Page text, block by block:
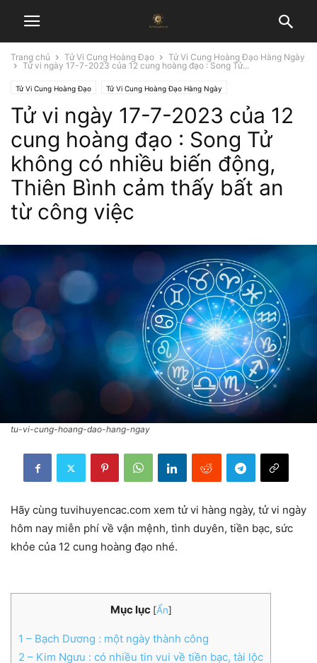
Trang chủ Tử Vi Cung Hoàng Đạo
Tử Vi Cung Hoàng Đạo Hàng Ngày
Tử vi ngày 17-7-2023 của 12 cung hoàng đạo : Song Tử...
Tử Vi Cung Hoàng Đạo Tử Vi Cung Hoàng Đạo Hàng Ngày
Tử vi ngày 17-7-2023 của 12
cung hoàng đạo : Song Tử
không có nhiều biến động,
Thiên Bình cảm thấy bất an
từ công việc
tu-vi-cung-hoang-dao-hang-ngay
Hãy cùng tuvihuyencac.com xem tử vi hàng ngày, tử vi ngày
hôm nay miễn phí về vận mệnh, tình duyên, tiền bạc, sức
khỏe của 12 cung hoàng đạo nhé.
Mục lục [Ẩn]
1 – Bạch Dương : một ngày thành công
2 – Kim Ngưu : có nhiều tin vui về tiền bạc, tài lộc